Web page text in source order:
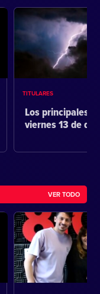
TITULARES
Los principales
viernes 13 de
VER TODO